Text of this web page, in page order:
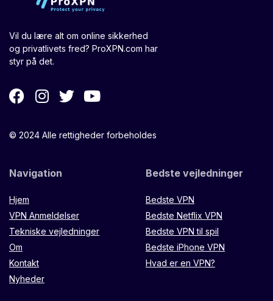
Vil du lære alt om online sikkerhed
og privatlivets fred? ProXPN.com har
styr på det.
© 2024 Alle rettigheder forbeholdes
Navigation
Hjem
VPN Anmeldelser
Tekniske vejledninger
Om
Kontakt
Nyheder
Bedste vejledninger
Bedste VPN
Bedste Netflix VPN
Bedste VPN til spil
Bedste iPhone VPN
Hvad er en VPN?